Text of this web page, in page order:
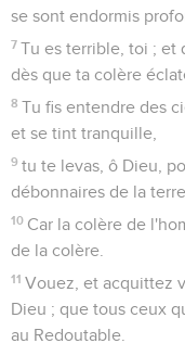
se sont endormis
7 Tu es terrible, toi ; et
dès que ta colère
8 Tu fis entendre des
et se tint tranquille,
9 tu te levas, ô Dieu,
débonnaires de la
10 Car la colère de
de la colère.
11 Vouez, et acquittez
Dieu ; que tous ceux
au Redoutable.